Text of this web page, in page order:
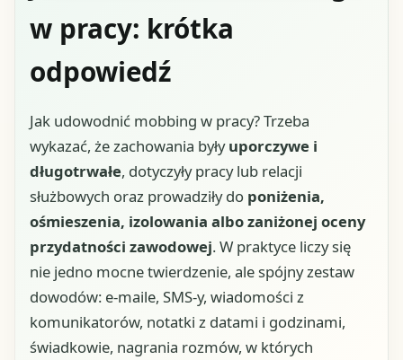
w pracy: krótka
odpowiedź
Jak udowodnić mobbing w pracy? Trzeba
wykazać, że zachowania byłyuporczywe i
długotrwałe, dotyczyły pracy lub relacji
służbowych oraz prowadziły do poniżenia,
ośmieszenia, izolowania albo zaniżonej oceny
przydatności zawodowej. W praktyce liczy się
nie jedno mocne twierdzenie, ale spójny zestaw
dowodów: e-maile, SMS-y, wiadomości z
komunikatorów, notatki z datami i godzinami,
świadkowie, nagrania rozmów, w których